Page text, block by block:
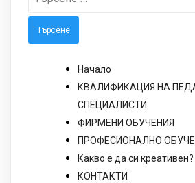
Начало
КВАЛИФИКАЦИЯ НА
СПЕЦИАЛИСТИ
ФИРМЕНИ ОБУЧЕНИЯ
ПРОФЕСИОНАЛНО
Какво е да си креативен?
КОНТАКТИ